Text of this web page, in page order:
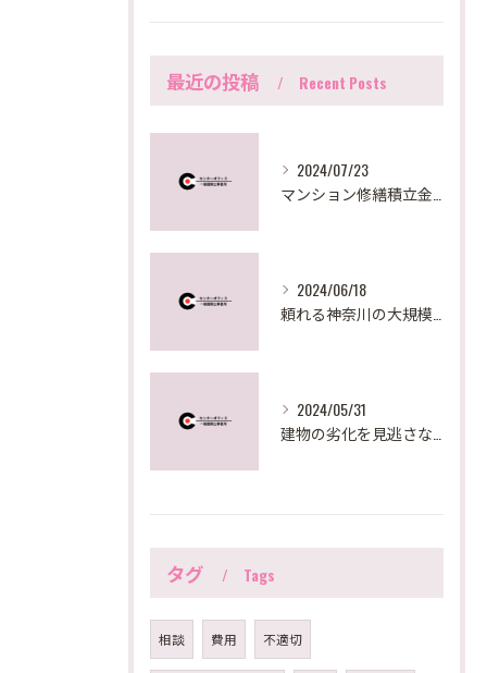
最近の投稿 Recent Posts
2024/07/23
2024/06/18
2024/05/31
タグ Tags
相談 費用 不適切